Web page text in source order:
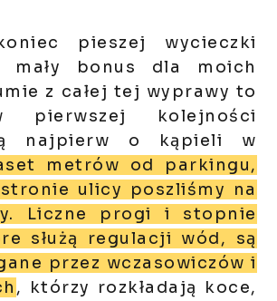
pieszej wycieczki
mały bonus dla moich
z całej tej wyprawy to
pierwszej kolejności
najpierw o kąpieli w
metrów od parkingu,
ulicy poszliśmy na
Liczne progi i stopnie
służą regulacji wód, są
przez wczasowiczów i
, którzy rozkładają koce,